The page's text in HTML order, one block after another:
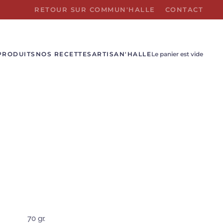
RETOUR SUR COMMUN'HALLE CONTACT
NOS RECETTES ARTISAN'HALLELe panier est vide
70 gr.